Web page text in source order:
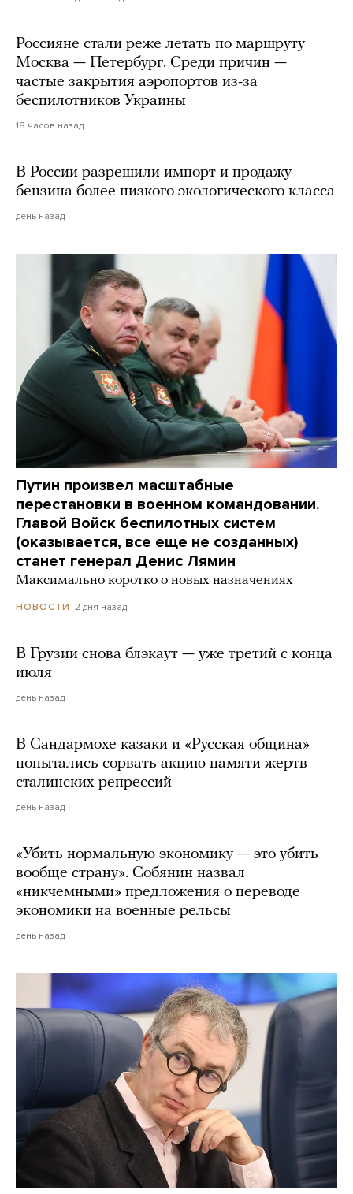
Россияне стали реже летать по маршруту
Москва — Петербург. Среди причин —
частые закрытия аэропортов из-за
беспилотников Украины
18 часов назад
В России разрешили импорт и продажу
бензина более низкого экологического класса
день назад
Путин произвел масштабные
перестановки в военном командовании.
Главой Войск беспилотных систем
(оказывается, все еще не созданных)
станет генерал Денис Лямин
Максимально коротко о новых назначениях
НОВОСТИ 2 дня назад
В Грузии снова блэкаут — уже третий с конца
июля
день назад
В Сандармохе казаки и «Русская община»
попытались сорвать акцию памяти жертв
сталинских репрессий
день назад
«Убить нормальную экономику — это убить
вообще страну». Собянин назвал
«никчемными» предложения о переводе
экономики на военные рельсы
день назад